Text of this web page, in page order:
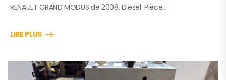
RENAULT GRAND MODUS de 2008, Diesel. Pièce…
LIRE PLUS